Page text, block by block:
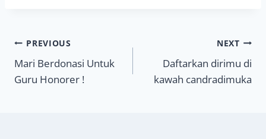
Navigasi
pos
PREVIOUS
Mari Berdonasi Untuk
Guru Honorer !
NEXT
Daftarkan dirimu di
kawah candradimuka